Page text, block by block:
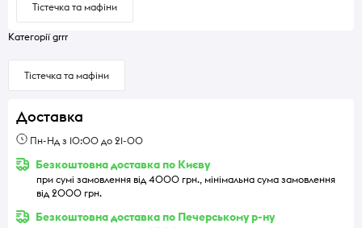
Тістечка та мафіни
Категорії grrr
Тістечка та мафіни
Доставка
Пн-Нд з 10:00 до 21-00
Безкоштовна доставка по Києву
при сумі замовлення від 4000 грн., мінімальна сума замовлення
від 2000 грн.
Безкоштовна доставка по Печерському р-ну